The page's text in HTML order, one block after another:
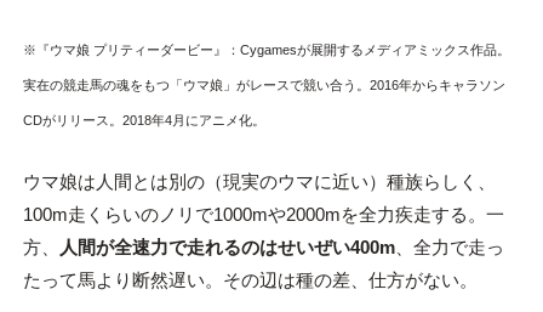
※『ウマ娘 プリティーダービー』：Cygamesが展開するメディアミックス作品。
実在の競走馬の魂をもつ「ウマ娘」がレースで競い合う。2016年からキャラソン
CDがリリース。2018年4月にアニメ化。
ウマ娘は人間とは別の（現実のウマに近い）種族らしく、
100m走くらいのノリで1000mや2000mを全力疾走する。一
方、
人間が全速力で走れるのはせいぜい400m、全力で走っ
たって馬より断然遅い。その辺は種の差、仕方がない。